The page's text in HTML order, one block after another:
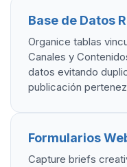
Base de Datos
Organice tablas
Canales y
datos evitando
publicación
Formularios
Capture briefs